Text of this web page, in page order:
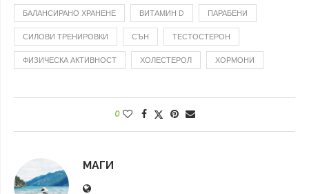
БАЛАНСИРАНО ХРАНЕНЕ ВИТАМИН D ПАРАБЕНИ
СИЛОВИ ТРЕНИРОВКИ СЪН ТЕСТОСТЕРОН
ФИЗИЧЕСКА АКТИВНОСТ ХОЛЕСТЕРОЛ ХОРМОНИ
0
МАГИ